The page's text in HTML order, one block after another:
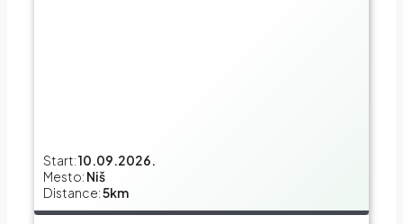
Start:10.09.2026.
Mesto: Niš
Distance:5km